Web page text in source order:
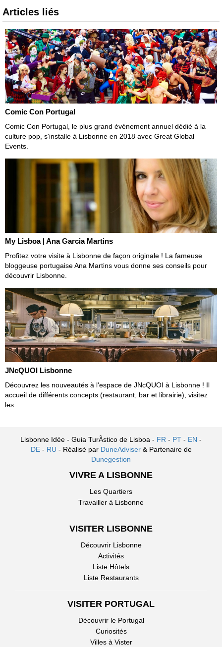
Articles liés
Comic Con Portugal
Comic Con Portugal, le plus grand événement annuel dédié à la
culture pop, s'installe à Lisbonne en 2018 avec Great Global
Events.
My Lisboa | Ana Garcia Martins
Profitez votre visite à Lisbonne de façon originale ! La fameuse
bloggeuse portugaise Ana Martins vous donne ses conseils pour
découvrir Lisbonne.
JNcQUOI Lisbonne
Découvrez les nouveautés à l'espace de JNcQUOI à Lisbonne ! Il
accueil de différents concepts (restaurant, bar et librairie), visitez
les.
Lisbonne Idée - Guia TurÃ­stico de Lisboa - FR - PT - EN -
DE- RU - Réalisé par DuneAdviser & Partenaire de
Dunegestion
VIVRE A LISBONNE
Les Quartiers
Travailler à Lisbonne
VISITER LISBONNE
Découvrir Lisbonne
Activités
Liste Hôtels
Liste Restaurants
VISITER PORTUGAL
Découvrir le Portugal
Curiosités
Villes à Vister